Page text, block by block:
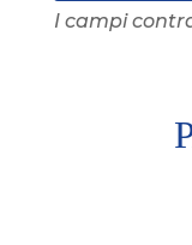
I campi